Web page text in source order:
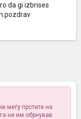
da gi izbrises
меѓу прстите на
не им обрнував